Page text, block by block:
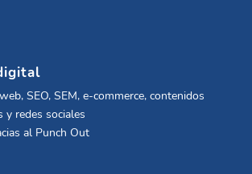
SEO, SEM, e-commerce, contenidos
y redes sociales
al Punch Out